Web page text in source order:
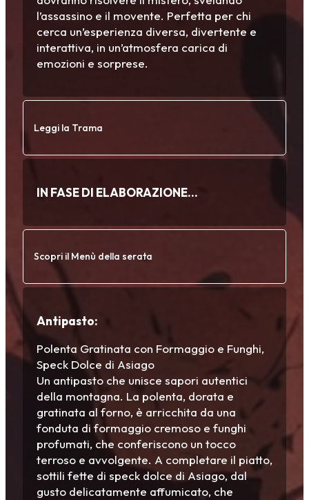
l’assassino e il movente. Perfetta per chi
cerca un’esperienza diversa, divertente e
interattiva, in un’atmosfera carica di
emozioni e sorprese.
Leggi la Trama
IN FASE DI ELABORAZIONE…
Scopri il Menù della serata
Antipasto:
Polenta Gratinata con Formaggio e Funghi,
Speck Dolce di Asiago
Un antipasto che unisce sapori autentici
della montagna. La polenta, dorata e
gratinata al forno, è arricchita da una
fonduta di formaggio cremoso e funghi
profumati, che conferiscono un tocco
terroso e avvolgente. A completare il piatto,
sottili fette di speck dolce di Asiago, dal
gusto delicatamente affumicato, che